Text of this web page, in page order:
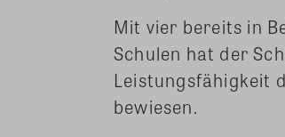
Mit vier bereits in
Schulen hat der
Leistungsfähigkeit
bewiesen.